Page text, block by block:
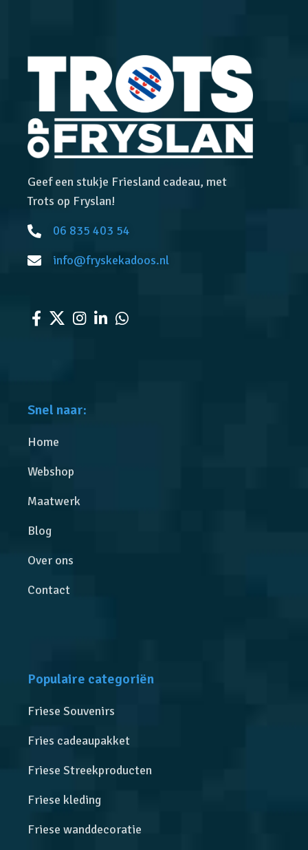
Geef een stukje Friesland cadeau, met
Trots op Fryslan!
06 835 403 54
info@fryskekadoos.nl
Snel naar:
Home
Webshop
Maatwerk
Blog
Over ons
Contact
Populaire categoriën
Friese Souvenirs
Fries cadeaupakket
Friese Streekproducten
Friese kleding
Friese wanddecoratie